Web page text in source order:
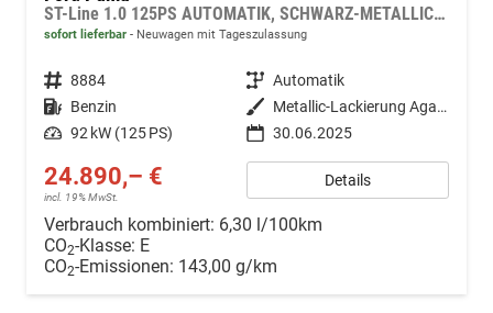
ST-Line 1.0 125PS AUTOMATIK, SCHWARZ-METALLIC, 5 Jahre Garantie, Winterpaket: Sitzheizung, Beheizte Frontscheibe, 17" Alufelgen, Klimaautomatik, NAVIGATION 12", Parksensoren hinten, Rückfahrkamera, Voll-LED-Scheinwerfer, Tempomat
sofort lieferbar Neuwagen mit Tageszulassung
Fahrzeugnr. 8884 Getriebe Automatik
Kraftstoff Benzin Außenfarbe
Metallic-Lackierung Agate-Black
Leistung 92 kW (125 PS) 30.06.2025
24.890,– €
incl. 19% MwSt.
Details
Verbrauch kombiniert: 6,30 l/100km
CO2-Klasse: E
CO2-Emissionen: 143,00 g/km